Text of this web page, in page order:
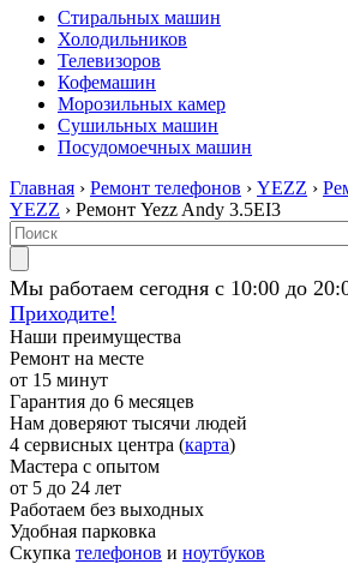
Стиральных машин
Холодильников
Телевизоров
Кофемашин
Морозильных камер
Сушильных машин
Посудомоечных машин
Главная › Ремонт телефонов › YEZZ ›
YEZZ › Ремонт Yezz Andy 3.5EI3
Мы работаем сегодня с 10:00 до
Приходите!
Наши преимущества
Ремонт на месте
от 15 минут
Гарантия до 6 месяцев
Нам доверяют тысячи людей
4 сервисных центра (карта)
Мастера с опытом
от 5 до 24 лет
Работаем без выходных
Удобная парковка
Скупка телефонов и ноутбуков